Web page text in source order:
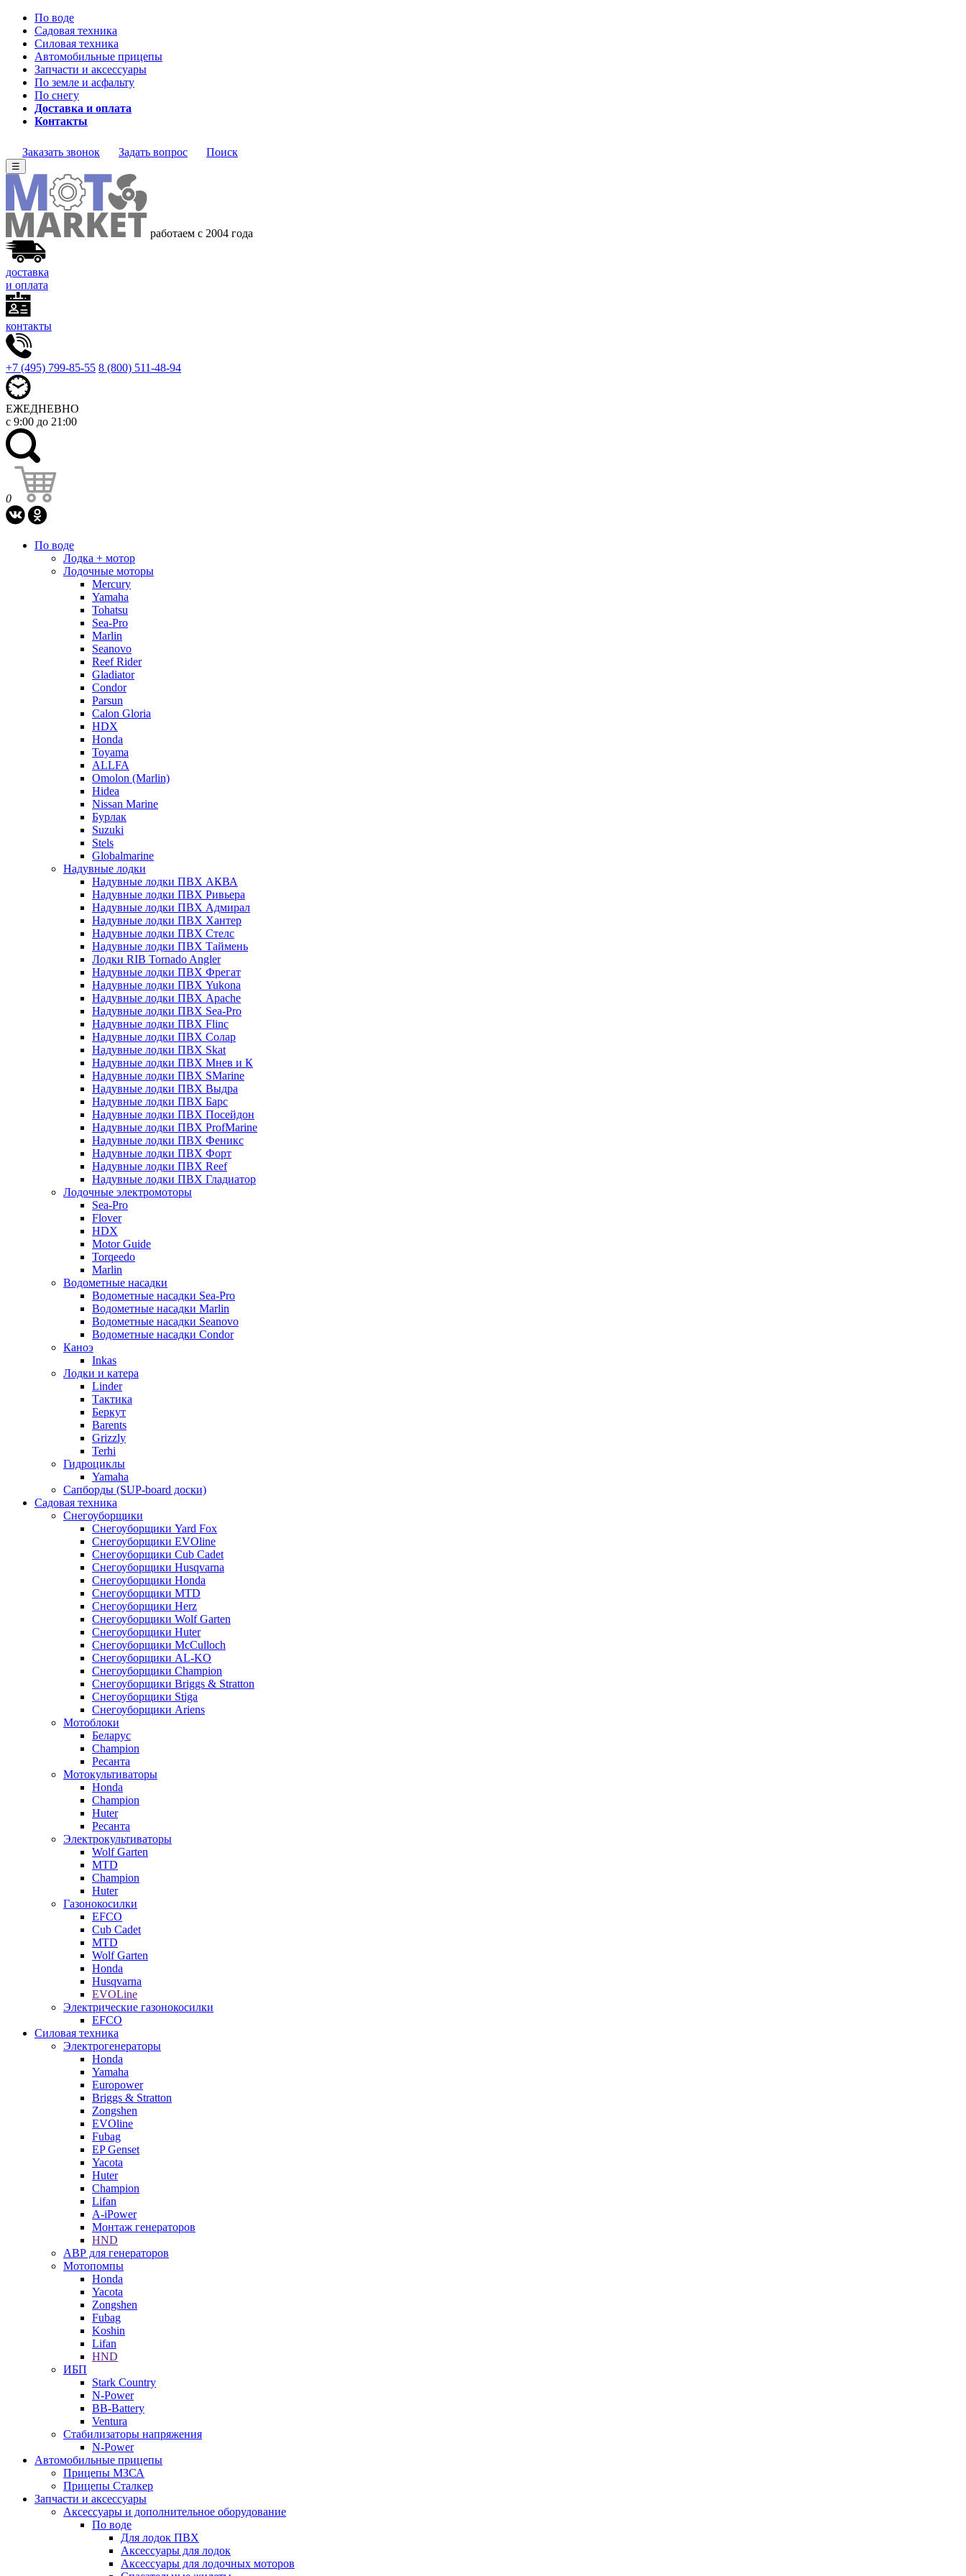
По воде
Садовая техника
Силовая техника
Автомобильные прицепы
Запчасти и аксессуары
По земле и асфальту
По снегу
Доставка и оплата
Контакты
Заказать звонок Задать вопрос Поиск
☰
работаем с 2004 года
доставка
и оплата
контакты
+7 (495) 799-85-55 8 (800) 511-48-94
ЕЖЕДНЕВНО
с 9:00 до 21:00
0
По воде
Лодка + мотор
Лодочные моторы
Mercury
Yamaha
Tohatsu
Sea-Pro
Marlin
Seanovo
Reef Rider
Gladiator
Condor
Parsun
Calon Gloria
HDX
Honda
Toyama
ALLFA
Omolon (Marlin)
Hidea
Nissan Marine
Бурлак
Suzuki
Stels
Globalmarine
Надувные лодки
Надувные лодки ПВХ АКВА
Надувные лодки ПВХ Ривьера
Надувные лодки ПВХ Адмирал
Надувные лодки ПВХ Хантер
Надувные лодки ПВХ Стелс
Надувные лодки ПВХ Таймень
Лодки RIB Tornado Angler
Надувные лодки ПВХ Фрегат
Надувные лодки ПВХ Yukona
Надувные лодки ПВХ Apache
Надувные лодки ПВХ Sea-Pro
Надувные лодки ПВХ Flinc
Надувные лодки ПВХ Солар
Надувные лодки ПВХ Skat
Надувные лодки ПВХ Мнев и К
Надувные лодки ПВХ SMarine
Надувные лодки ПВХ Выдра
Надувные лодки ПВХ Барс
Надувные лодки ПВХ Посейдон
Надувные лодки ПВХ ProfMarine
Надувные лодки ПВХ Феникс
Надувные лодки ПВХ Форт
Надувные лодки ПВХ Reef
Надувные лодки ПВХ Гладиатор
Лодочные электромоторы
Sea-Pro
Flover
HDX
Motor Guide
Torqeedo
Marlin
Водометные насадки
Водометные насадки Sea-Pro
Водометные насадки Marlin
Водометные насадки Seanovo
Водометные насадки Condor
Каноэ
Inkas
Лодки и катера
Linder
Тактика
Беркут
Barents
Grizzly
Terhi
Гидроциклы
Yamaha
Сапборды (SUP-board доски)
Садовая техника
Снегоуборщики
Снегоуборщики Yard Fox
Снегоуборщики EVOline
Снегоуборщики Cub Cadet
Снегоуборщики Husqvarna
Снегоуборщики Honda
Снегоуборщики MTD
Снегоуборщики Herz
Снегоуборщики Wolf Garten
Снегоуборщики Huter
Снегоуборщики McCulloch
Снегоуборщики AL-KO
Снегоуборщики Champion
Снегоуборщики Briggs & Stratton
Снегоуборщики Stiga
Снегоуборщики Ariens
Мотоблоки
Беларус
Champion
Ресанта
Мотокультиваторы
Honda
Champion
Huter
Ресанта
Электрокультиваторы
Wolf Garten
MTD
Champion
Huter
Газонокосилки
EFCO
Cub Cadet
MTD
Wolf Garten
Honda
Husqvarna
EVOLine
Электрические газонокосилки
EFCO
Силовая техника
Электрогенераторы
Honda
Yamaha
Europower
Briggs & Stratton
Zongshen
EVOline
Fubag
EP Genset
Yacota
Huter
Champion
Lifan
A-iPower
Монтаж генераторов
HND
АВР для генераторов
Мотопомпы
Honda
Yacota
Zongshen
Fubag
Koshin
Lifan
HND
ИБП
Stark Country
N-Power
BB-Battery
Ventura
Стабилизаторы напряжения
N-Power
Автомобильные прицепы
Прицепы МЗСА
Прицепы Сталкер
Запчасти и аксессуары
Аксессуары и дополнительное оборудование
По воде
Для лодок ПВХ
Аксессуары для лодок
Аксессуары для лодочных моторов